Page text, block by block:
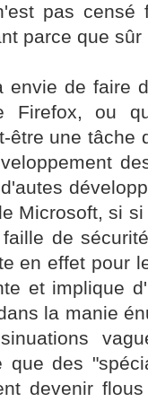
pas censé
parce que
envie de faire
Firefox, ou
être une tâche
Microsoft, si
de
en effet pour
et implique
la manie
que des
devenir